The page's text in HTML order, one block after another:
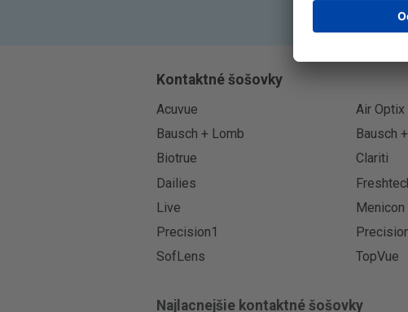
Kontaktné šošovky
Acuvue Air Optix
Bausch + Lomb
Bausch
Biotrue
Clariti
Dailies
Live
Menicon
Precision1
SofLens
TopVue
Najlacnejšie kontaktné šošovky